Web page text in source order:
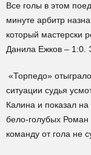
Все голы в этом
минуте арбитр
который мастерски
Данила Ежков – 1:0.
«Торпедо»
ситуации судья
Калина и показал
бело-голубых Роман
команду от гола не